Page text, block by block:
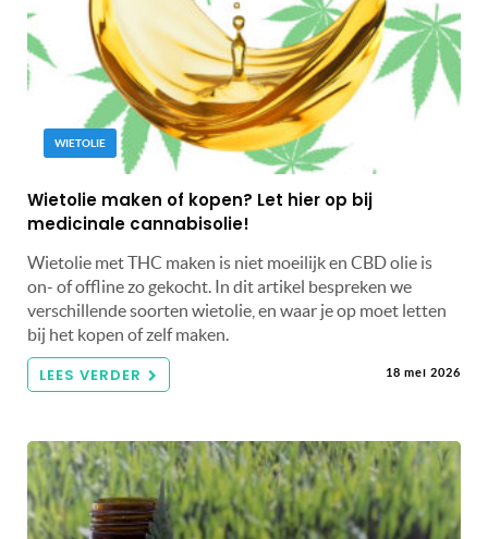
WIETOLIE
Wietolie maken of kopen? Let hier op bij
medicinale cannabisolie!
Wietolie met THC maken is niet moeilijk en CBD olie is
on- of offline zo gekocht. In dit artikel bespreken we
verschillende soorten wietolie, en waar je op moet letten
bij het kopen of zelf maken.
LEES VERDER 18 mei 2026